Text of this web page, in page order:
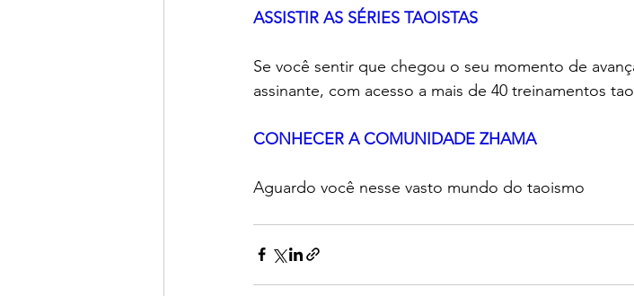
ASSISTIR AS SÉRIES TAOISTAS
Se você sentir que chegou o seu momento de
assinante, com acesso a mais de 40 treinamentos
CONHECER A COMUNIDADE ZHAMA
Aguardo você nesse vasto mundo do taoismo